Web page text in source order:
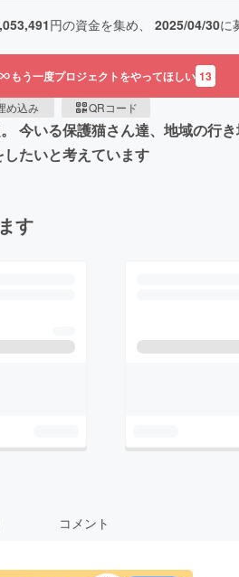
円の資金を集め、 2025/04/30に
もう一度プロジェクトをやってほしい 13
め込み QRコード
今いる保護猫さん達、地域の行
たいと考えています
す
コメント